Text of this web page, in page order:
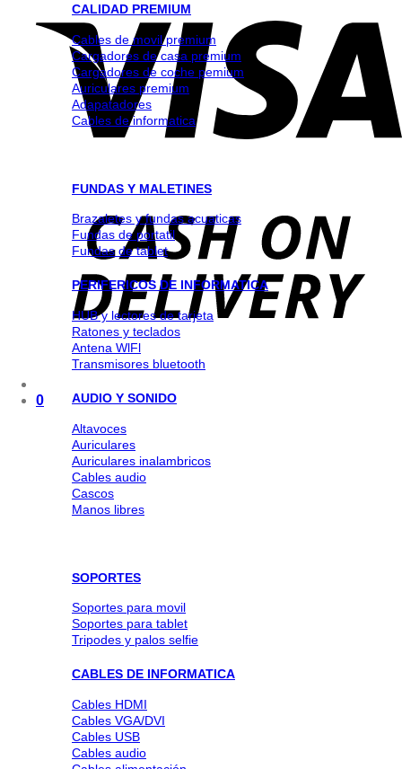
0
CALIDAD PREMIUM
Cables de movil premium
Cargadores de casa premium
Cargadores de coche pemium
Auriculares premium
Adapatadores
Cables de informatica
FUNDAS Y MALETINES
Brazaletes y fundas acuaticas
Fundas de portatil
Fundas de tablet
PERIFERICOS DE INFORMATICA
HUB y lectores de tarjeta
Ratones y teclados
Antena WlFl
Transmisores bluetooth
AUDIO Y SONIDO
Altavoces
Auriculares
Auriculares inalambricos
Cables audio
Cascos
Manos libres
SOPORTES
Soportes para movil
Soportes para tablet
Tripodes y palos selfie
CABLES DE INFORMATICA
Cables HDMI
Cables VGA/DVI
Cables USB
Cables audio